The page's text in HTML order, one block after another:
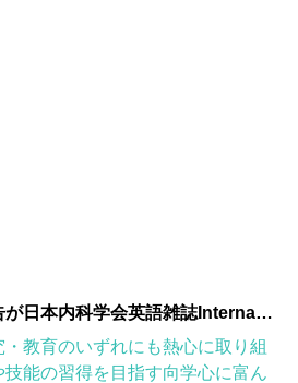
森岳雄助教の症例報告が日本内科学会英語雑誌Internal Medicineに掲載されました
教育のいずれにも熱心に取り組
能の習得を目指す向学心に富ん